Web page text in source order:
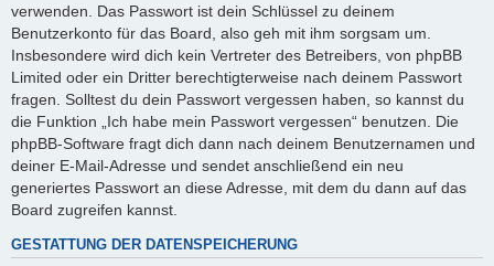
verwenden. Das Passwort ist dein Schlüssel zu deinem
Benutzerkonto für das Board, also geh mit ihm sorgsam um.
Insbesondere wird dich kein Vertreter des Betreibers, von phpBB
Limited oder ein Dritter berechtigterweise nach deinem Passwort
fragen. Solltest du dein Passwort vergessen haben, so kannst du
die Funktion „Ich habe mein Passwort vergessen“ benutzen. Die
phpBB-Software fragt dich dann nach deinem Benutzernamen und
deiner E-Mail-Adresse und sendet anschließend ein neu
generiertes Passwort an diese Adresse, mit dem du dann auf das
Board zugreifen kannst.
GESTATTUNG DER DATENSPEICHERUNG